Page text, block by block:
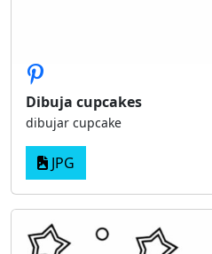
Dibuja cupcakes
dibujar cupcake
JPG